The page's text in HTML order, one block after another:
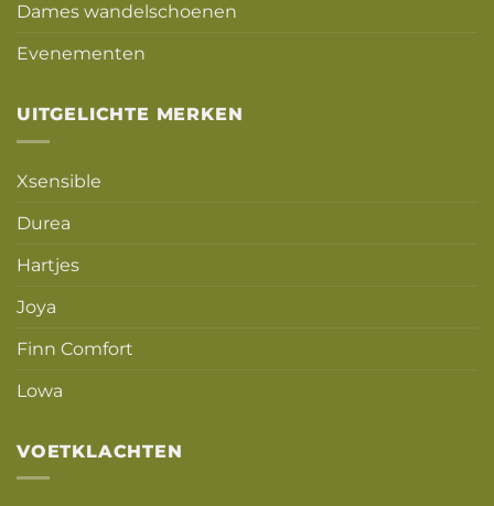
Dames wandelschoenen
Evenementen
UITGELICHTE MERKEN
Xsensible
Durea
Hartjes
Joya
Finn Comfort
Lowa
VOETKLACHTEN